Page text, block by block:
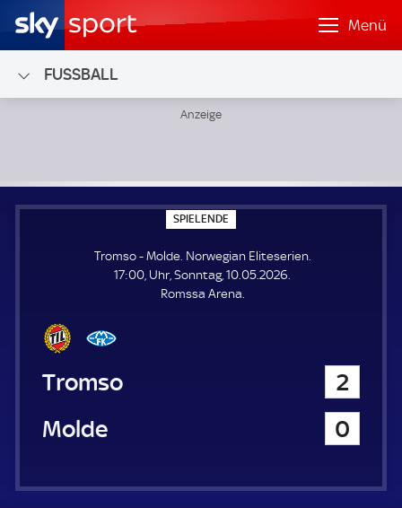
Menü
FUSSBALL
SPIELENDE
P
E
L
E
N
Tromso - Molde. Norwegian Eliteserien.
17:00, Uhr, Sonntag, 10.05.2026.
Romssa Arena.
Tromso
2
Molde
0